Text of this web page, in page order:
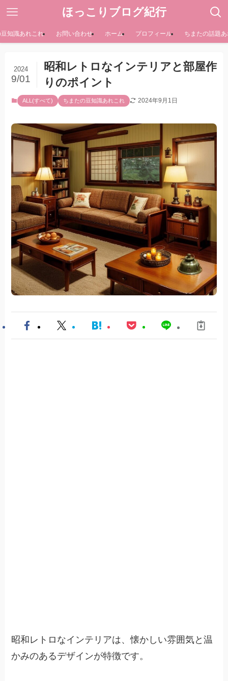
ほっこりブログ紀行
知識あれこれ お問い合わせ ホーム プロフィール ちまたの話題
昭和レトロなインテリアと部屋作
りのポイント
2024
9/01
ALL(すべて) ちまたの豆知識あれこれ 2024年9月1日
昭和レトロなインテリアは、懐かしい雰囲気と温
かみのあるデザインが特徴です。